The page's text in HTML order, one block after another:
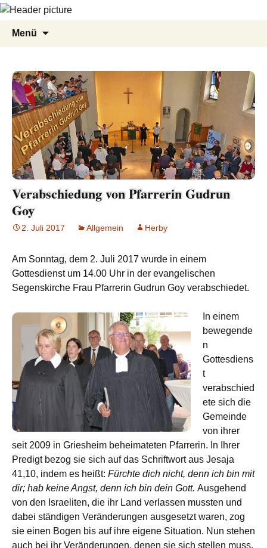
Menü
Verabschiedung von Pfarrerin Gudrun
Goy
2. Juli 2017 Allgemein Herby
Am Sonntag, dem 2. Juli 2017 wurde in einem
Gottesdienst um 14.00 Uhr in der evangelischen
Segenskirche Frau Pfarrerin Gudrun Goy verabschiedet.
In einem
bewegende
n
Gottesdiens
t
verabschied
ete sich die
Gemeinde
von ihrer
seit 2009 in Griesheim beheimateten Pfarrerin. In Ihrer
Predigt bezog sie sich auf das Schriftwort aus Jesaja
41,10, indem es heißt: Fürchte dich nicht, denn ich bin mit
dir; hab keine Angst, denn ich bin dein Gott. Ausgehend
von den Israeliten, die ihr Land verlassen mussten und
dabei ständigen Veränderungen ausgesetzt waren, zog
sie einen Bogen bis auf ihre eigene Situation. Nun stehen
auch bei ihr Veränderungen, denen sie sich stellen muss.